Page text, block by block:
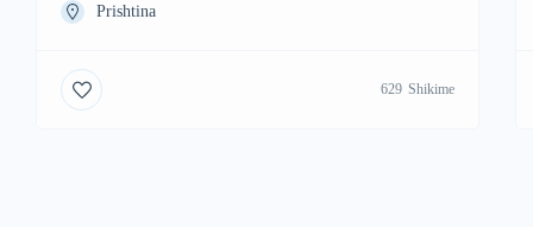
Prishtina
629 Shikime